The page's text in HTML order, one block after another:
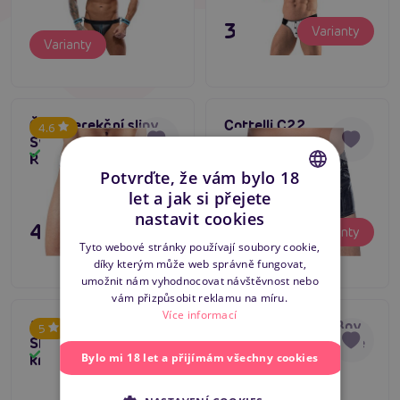
Varianty 395 Kč Varianty
4.6
Černé erekční slipy
Svenjoyment String
Rio Skladem
495 Kč
Cottelli C22
795 Kč Varianty
5
MOB Rose Lace Boy
Shorts (Pink), pánské
krajkové trenky
Skladem
MOB Rose Lace Boy
Shorts (Red), pánské
krajkové trenky
Skladem
ENGLISH
Potvrďte, že vám bylo 18
let a jak si přejete
nastavit cookies
Tyto webové stránky používají soubory cookie,
díky kterým může web správně fungovat,
umožnit nám vyhodnocovat návštěvnost nebo
vám přizpůsobit reklamu na míru.
Více informací
Bylo mi 18 let a přijímám všechny cookies